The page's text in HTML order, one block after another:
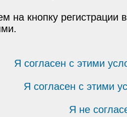
на кнопку регистрации
Я согласен с этими
Я согласен с этими
Я не